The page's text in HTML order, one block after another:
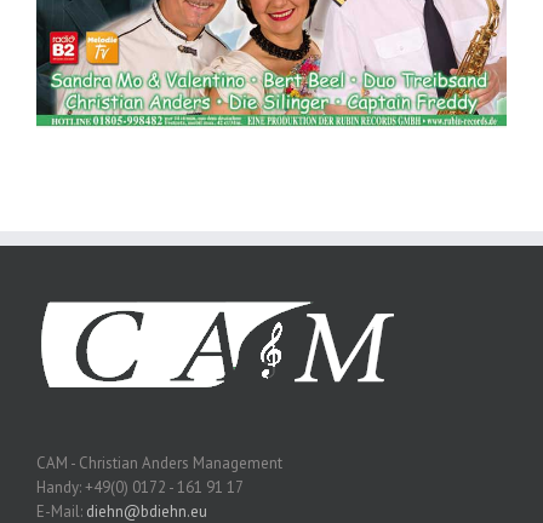
CAM - Christian Anders Management
Handy: +49(0) 0172 - 161 91 17
E-Mail: diehn@bdiehn.eu